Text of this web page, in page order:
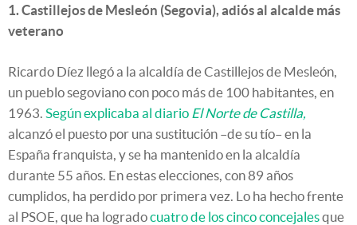
1. Castillejos de Mesleón (Segovia), adiós al alcalde más
veterano
Ricardo Díez llegó a la alcaldía de Castillejos de Mesleón,
un pueblo segoviano con poco más de 100 habitantes, en
1963. Según explicaba al diario El Norte de Castilla,
alcanzó el puesto por una sustitución –de su tío– en la
España franquista, y se ha mantenido en la alcaldía
durante 55 años. En estas elecciones, con 89 años
cumplidos, ha perdido por primera vez. Lo ha hecho frente
al PSOE, que ha logradocuatro de los cinco concejalesque